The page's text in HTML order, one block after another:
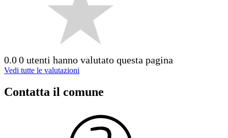
0.00 utenti hanno valutato questa pagina
Vedi tutte le valutazioni
Contatta il comune